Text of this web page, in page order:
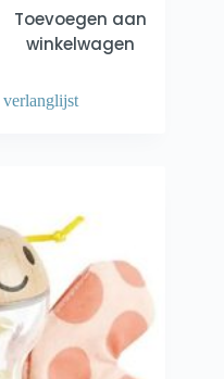
Toevoegen aan
winkelwagen
verlanglijst